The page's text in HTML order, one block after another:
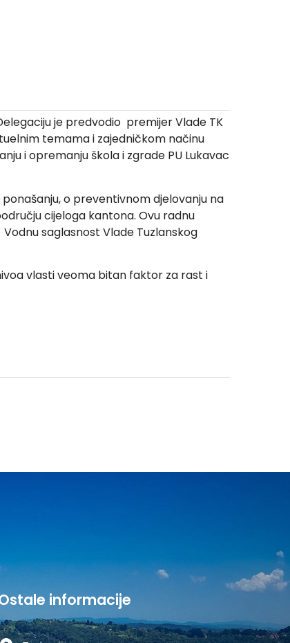
je predvodio premijer Vlade TK
temama i zajedničkom načinu
i opremanju škola i zgrade PU Lukavac
o preventivnom djelovanju na
cijeloga kantona. Ovu radnu
saglasnost Vlade Tuzlanskog
vlasti veoma bitan faktor za rast i
informacije